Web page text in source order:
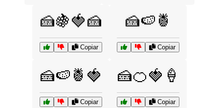
🍰🍇🍓🍰
Copiar
🍰🍉🍍
Copiar
🍰🍉🍍🍓
Copiar
🍰🍊🍓🍦
Copiar